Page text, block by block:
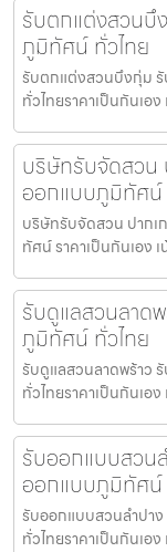
รับตกแต่งสวนบึ
ภูมิทัศน์ ทั่วไทย
รับตกแต่งสวนบึงกุ่ม
ทั่วไทยราคาเป็นกันเ
บริษัทรับจัดสวน
ออกแบบภูมิทัศ
บริษัทรับจัดสวน ปาก
ทัศน์ ราคาเป็นกันเอง
รับดูแลสวนลาด
ภูมิทัศน์ ทั่วไทย
รับดูแลสวนลาดพร้าว
ทั่วไทยราคาเป็นกันเ
รับออกแบบสวน
ออกแบบภูมิทัศน์
รับออกแบบสวนลำปา
ทั่วไทยราคาเป็นกันเ